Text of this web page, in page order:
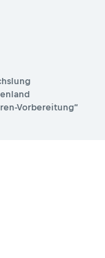
Vorbereitung“